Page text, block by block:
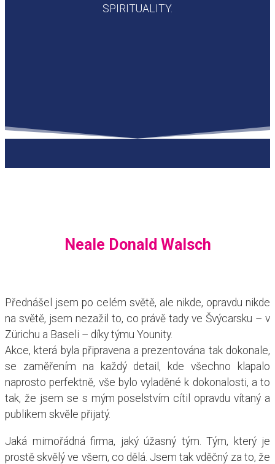
SPIRITUALITY.
Neale Donald Walsch
Přednášel jsem po celém světě, ale nikde, opravdu nikde
na světě, jsem nezažil to, co právě tady ve Švýcarsku – v
Zürichu a Baseli – díky týmu Younity.
Akce, která byla připravena a prezentována tak dokonale,
se zaměřením na každý detail, kde všechno klapalo
naprosto perfektně, vše bylo vyladěné k dokonalosti, a to
tak, že jsem se s mým poselstvím cítil opravdu vítaný a
publikem skvěle přijatý.
Jaká mimořádná firma, jaký úžasný tým. Tým, který je
prostě skvělý ve všem, co dělá. Jsem tak vděčný za to, že